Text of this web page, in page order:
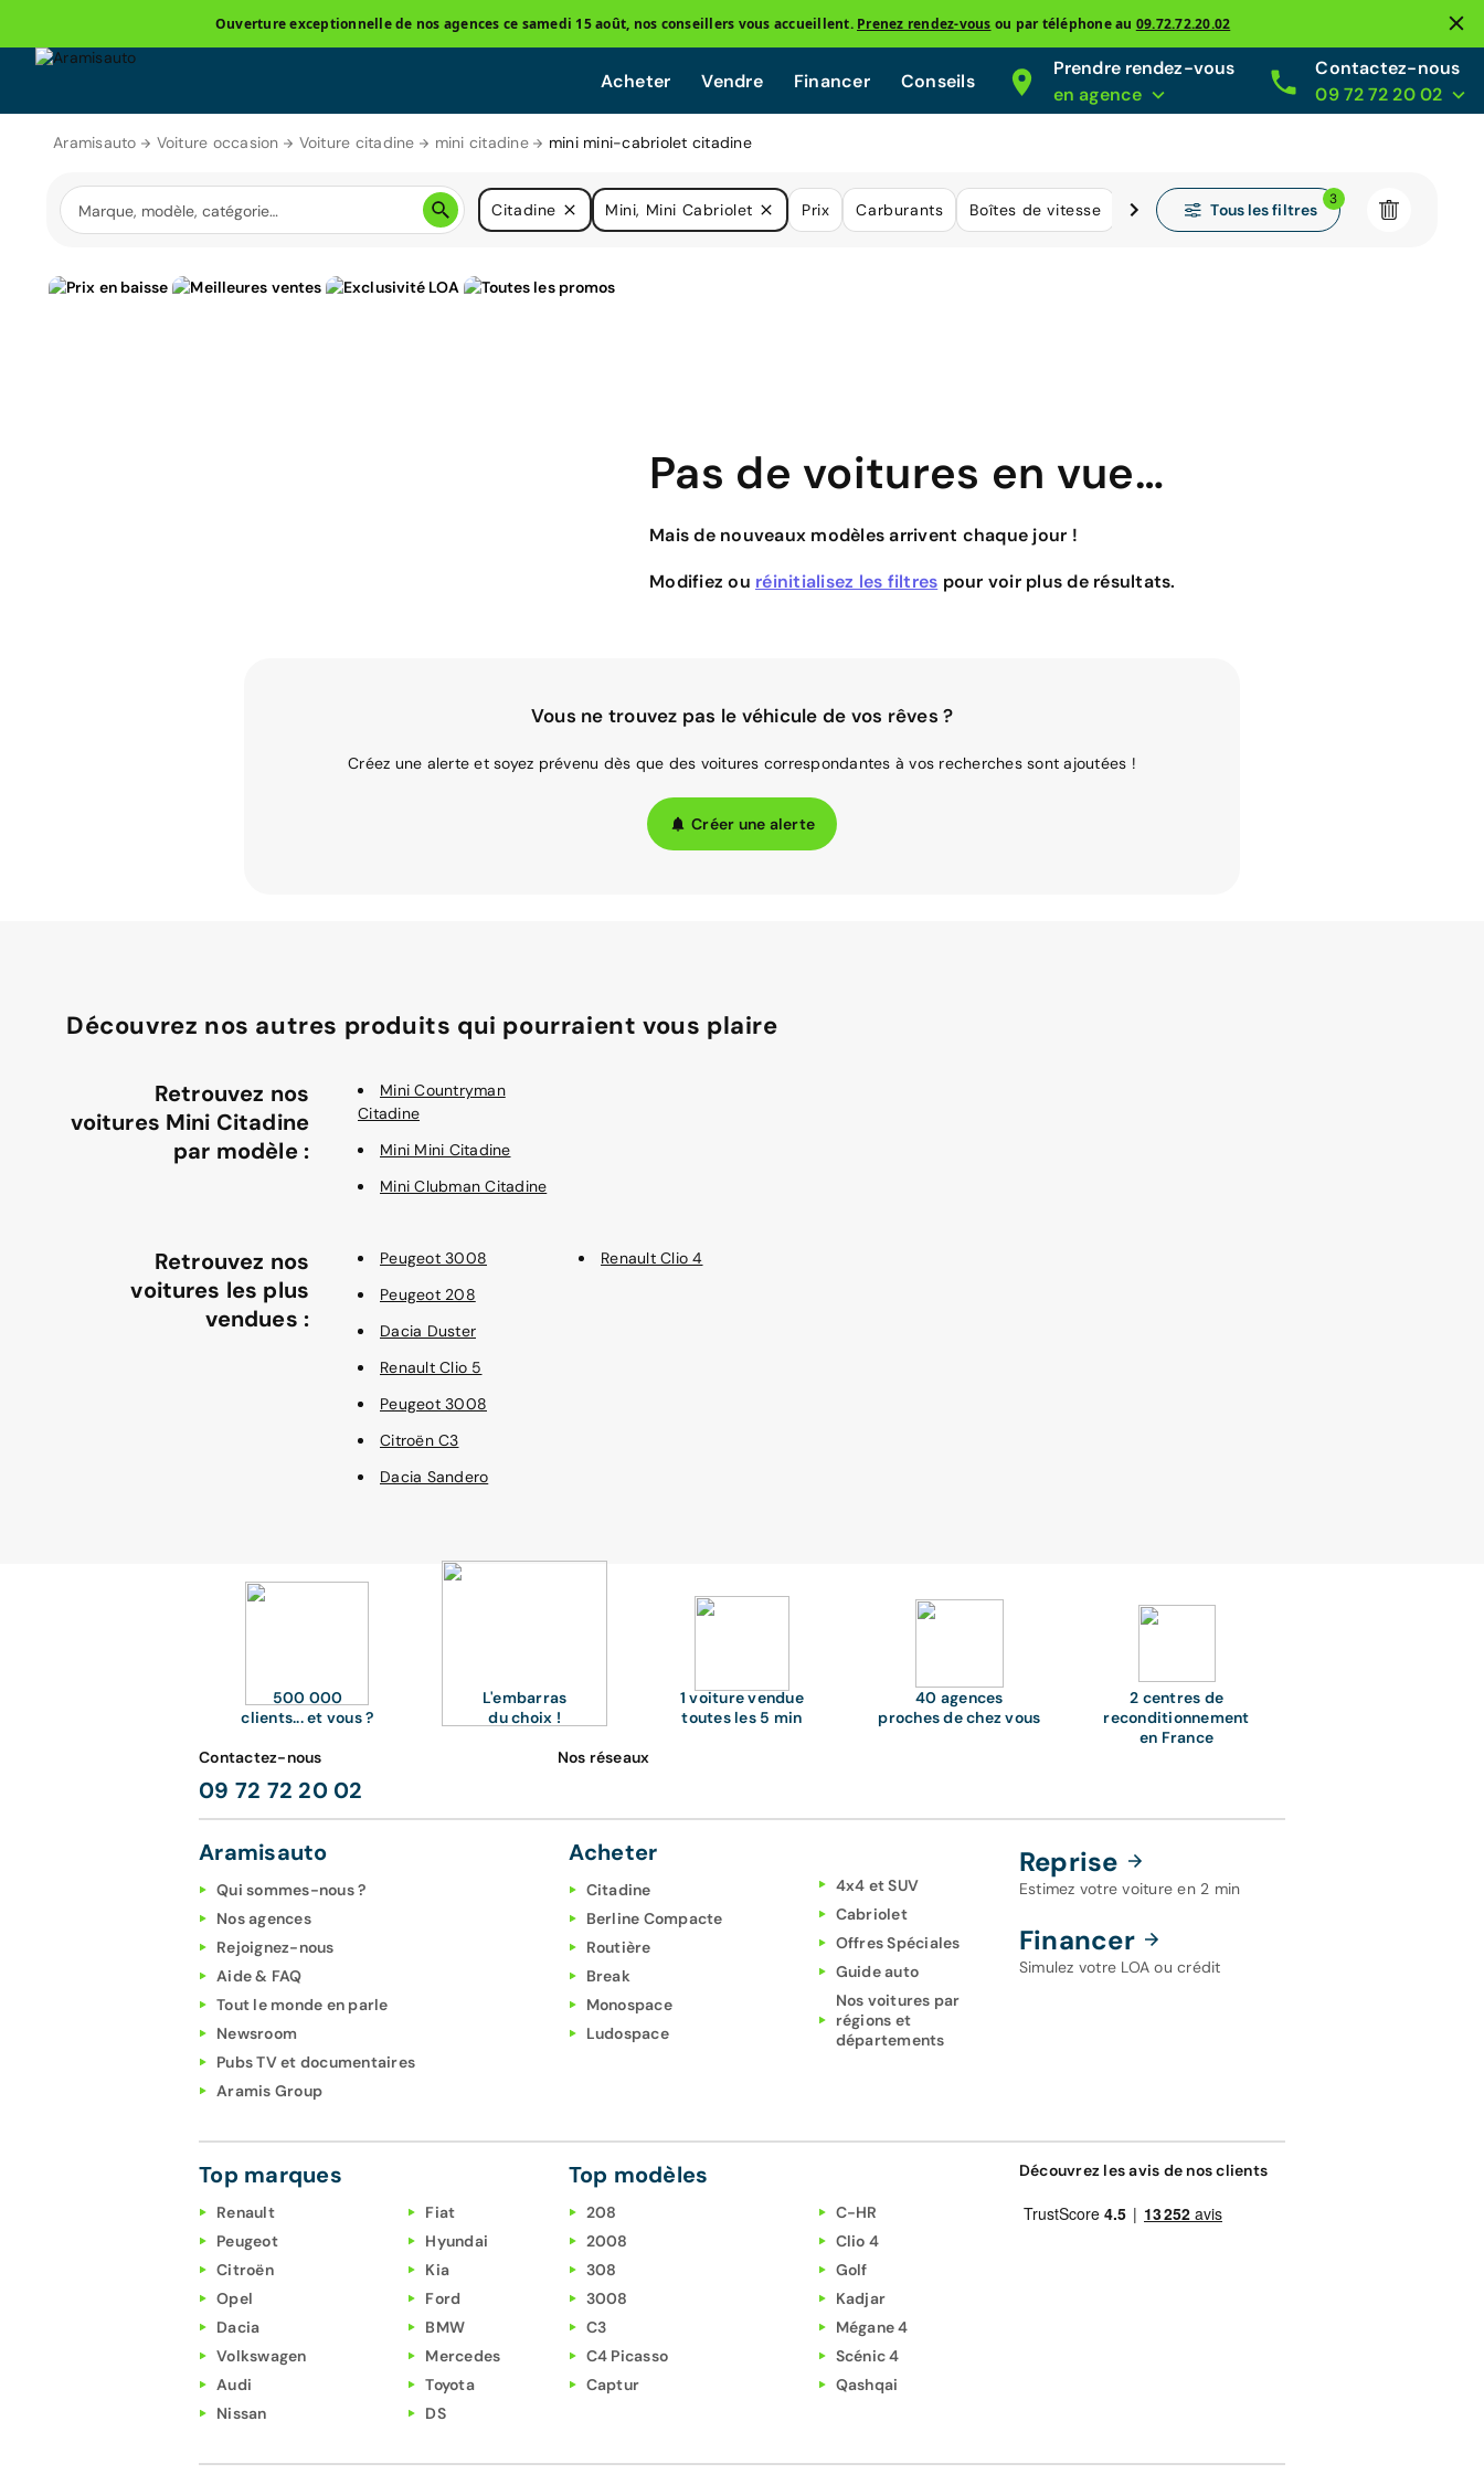
Ouverture exceptionnelle de nos agences ce samedi 15 août, nos conseillers vous accueillent. Prenez rendez-vous ou par téléphone au 09.72.72.20.02
Acheter Vendre Financer Conseils
Prendre rendez-vous
en agence
Contactez-nous
09 72 72 20 02
Aramisauto Voiture occasion Voiture citadine mini citadine mini mini-cabriolet citadine
Citadine Mini, Mini Cabriolet Prix Carburants Boîtes de vitesse KilométrageTous les filtres
3
Pas de voitures en vue…
Mais de nouveaux modèles arrivent chaque jour !
Modifiez ou réinitialisez les filtres pour voir plus de résultats.
Vous ne trouvez pas le véhicule de vos rêves ?
Créez une alerte et soyez prévenu dès que des voitures correspondantes à vos recherches sont ajoutées !
Créer une alerte
Découvrez nos autres produits qui pourraient vous plaire
Retrouvez nos
voitures Mini Citadine
par modèle :
Mini Countryman
Citadine
Mini Mini Citadine
Mini Clubman Citadine
Retrouvez nos
voitures les plus
vendues :
Peugeot 3008
Peugeot 208
Dacia Duster
Renault Clio 5
Peugeot 3008
Citroën C3
Dacia Sandero
Renault Clio 4
500 000
clients... et vous ?
L'embarras
du choix !
1 voiture vendue
toutes les 5 min
40 agences
proches de chez vous
2 centres de
reconditionnement
en France
Contactez-nous
09 72 72 20 02
Nos réseaux
Aramisauto
Qui sommes-nous ?
Nos agences
Rejoignez-nous
Aide & FAQ
Tout le monde en parle
Newsroom
Pubs TV et documentaires
Aramis Group
Acheter
Citadine
Berline Compacte
Routière
Break
Monospace
Ludospace
4x4 et SUV
Cabriolet
Offres Spéciales
Guide auto
Nos voitures par
régions et
départements
Reprise
Estimez votre voiture en 2 min
Financer
Simulez votre LOA ou crédit
Top marques
Renault
Peugeot
Citroën
Opel
Dacia
Volkswagen
Audi
Nissan
Fiat
Hyundai
Kia
Ford
BMW
Mercedes
Toyota
DS
Top modèles
208
2008
308
3008
C3
C4 Picasso
Captur
C-HR
Clio 4
Golf
Kadjar
Mégane 4
Scénic 4
Qashqai
Découvrez les avis de nos clients